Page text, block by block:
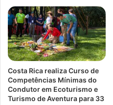
Costa Rica realiza Curso de
Competências Mínimas do
Condutor em Ecoturismo e
Turismo de Aventura para 33